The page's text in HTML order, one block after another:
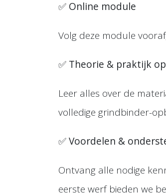
✅ Online module
Volg deze module
✅ Theorie & praktijk
Leer alles over de
volledige grindbinder-
✅Voordelen &
Ontvang alle nodige
eerste werf bieden we